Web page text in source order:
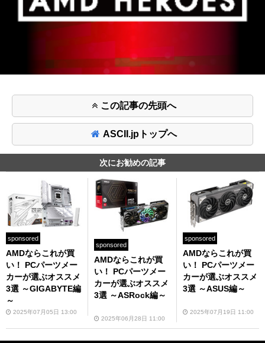
この記事の先頭へ
ASCII.jpトップへ
次にお勧めの記事
sponsored
AMDならこれが買
い！ PCパーツメー
カーが選ぶオススメ
3選 ～GIGABYTE編
～
2025年07月05日 13:00
sponsored
AMDならこれが買
い！ PCパーツメー
カーが選ぶオススメ
3選 ～ASRock編～
2025年06月28日 11:00
sponsored
AMDならこれが買
い！ PCパーツメー
カーが選ぶオススメ
3選 ～ASUS編～
2025年07月19日 11:00